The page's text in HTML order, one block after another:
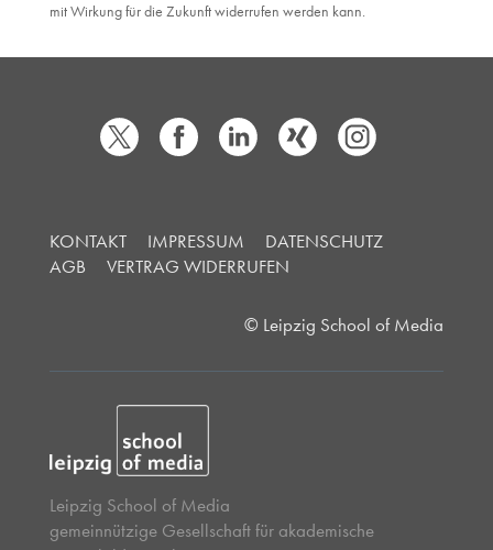
mit Wirkung für die Zukunft widerrufen werden kann.
KONTAKT IMPRESSUM
DATENSCHUTZ
AGB
VERTRAG WIDERRUFEN
© Leipzig School of Media
Leipzig School of Media
gemeinnützige Gesellschaft für akademische